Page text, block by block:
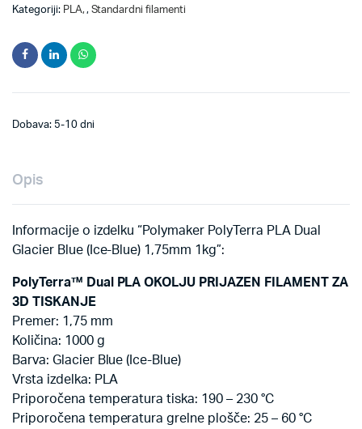
Kategoriji: PLA , Standardni filamenti
Dobava: 5-10 dni
Opis
Informacije o izdelku “Polymaker PolyTerra PLA Dual
Glacier Blue (Ice-Blue) 1,75mm 1kg”:
PolyTerra™ Dual PLAOKOLJU PRIJAZEN FILAMENT ZA
3D TISKANJE
Premer: 1,75 mm
Količina: 1000 g
Barva: Glacier Blue (Ice-Blue)
Vrsta izdelka: PLA
Priporočena temperatura tiska: 190 – 230 °C
Priporočena temperatura grelne plošče: 25 – 60 °C